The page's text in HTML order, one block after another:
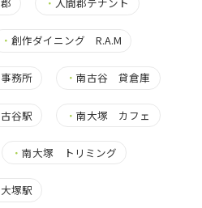
・創作ダイニング R.A.M
務所 ・南古谷 貸倉庫
谷駅 ・南大塚 カフェ
・南大塚 トリミング
塚駅